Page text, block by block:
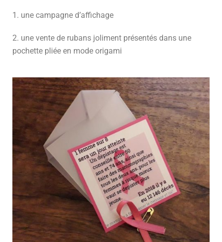
1. une campagne d’affichage
2. une vente de rubans joliment présentés dans une
pochette pliée en mode origami